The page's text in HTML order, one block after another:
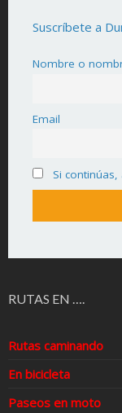
Suscríbete a
Nombre o
Email
Si
RUTAS EN ….
Rutas caminando
En bicicleta
Paseos en moto